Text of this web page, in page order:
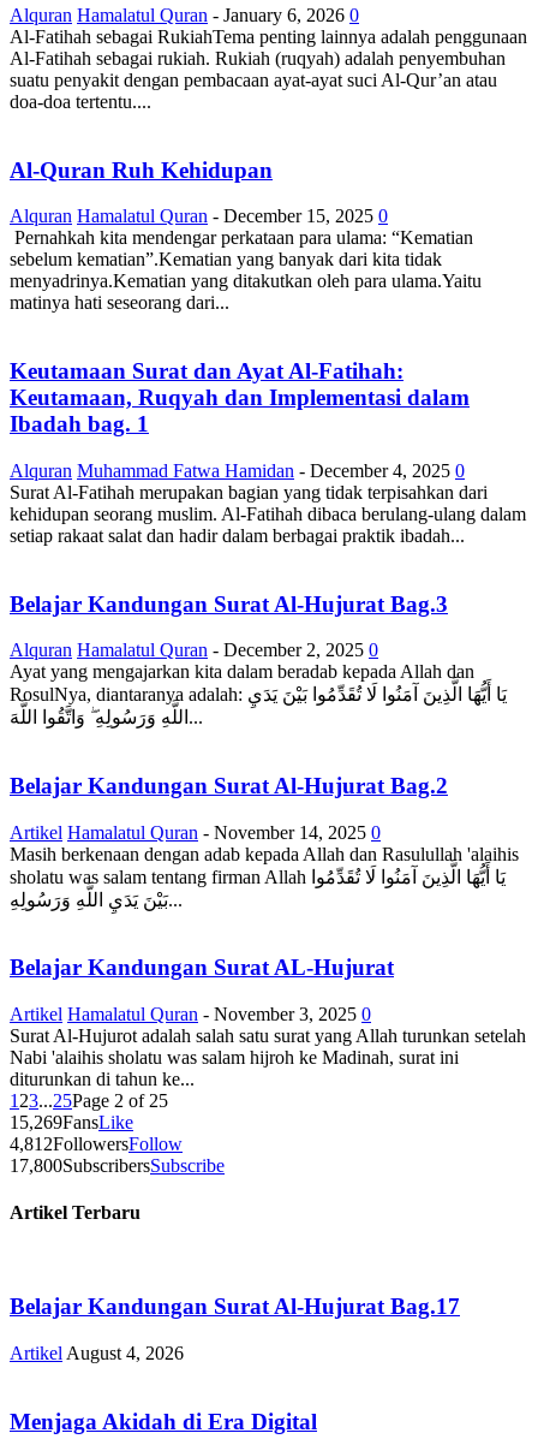
Alquran Hamalatul Quran - January 6, 2026 0
Al-Fatihah sebagai RukiahTema penting lainnya adalah penggunaan
Al-Fatihah sebagai rukiah. Rukiah (ruqyah) adalah penyembuhan
suatu penyakit dengan pembacaan ayat-ayat suci Al-Qur’an atau
doa-doa tertentu....
Al-Quran Ruh Kehidupan
Alquran Hamalatul Quran - December 15, 2025 0
Pernahkah kita mendengar perkataan para ulama: “Kematian
sebelum kematian”.Kematian yang banyak dari kita tidak
menyadrinya.Kematian yang ditakutkan oleh para ulama.Yaitu
matinya hati seseorang dari...
Keutamaan Surat dan Ayat Al-Fatihah:
Keutamaan, Ruqyah dan Implementasi dalam
Ibadah bag. 1
Alquran Muhammad Fatwa Hamidan - December 4, 2025 0
Surat Al-Fatihah merupakan bagian yang tidak terpisahkan dari
kehidupan seorang muslim. Al-Fatihah dibaca berulang-ulang dalam
setiap rakaat salat dan hadir dalam berbagai praktik ibadah...
Belajar Kandungan Surat Al-Hujurat Bag.3
Alquran Hamalatul Quran - December 2, 2025 0
Ayat yang mengajarkan kita dalam beradab kepada Allah dan
RosulNya, diantaranya adalah: يَا أَيُّهَا الَّذِينَ آمَنُوا لَا تُقَدِّمُوا بَيْنَ يَدَيِ
اللَّهِ وَرَسُولِهِ ۖ وَاتَّقُوا اللَّهَ...
Belajar Kandungan Surat Al-Hujurat Bag.2
Artikel Hamalatul Quran - November 14, 2025 0
Masih berkenaan dengan adab kepada Allah dan Rasulullah 'alaihis
sholatu was salam tentang firman Allah يَا أَيُّهَا الَّذِينَ آمَنُوا لَا تُقَدِّمُوا
بَيْنَ يَدَيِ اللَّهِ وَرَسُولِهِ...
Belajar Kandungan Surat AL-Hujurat
Artikel Hamalatul Quran - November 3, 2025 0
Surat Al-Hujurot adalah salah satu surat yang Allah turunkan setelah
Nabi 'alaihis sholatu was salam hijroh ke Madinah, surat ini
diturunkan di tahun ke...
1 23...25Page 2 of 25
15,269FansLike
4,812FollowersFollow
17,800SubscribersSubscribe
Artikel Terbaru
Belajar Kandungan Surat Al-Hujurat Bag.17
Artikel August 4, 2026
Menjaga Akidah di Era Digital